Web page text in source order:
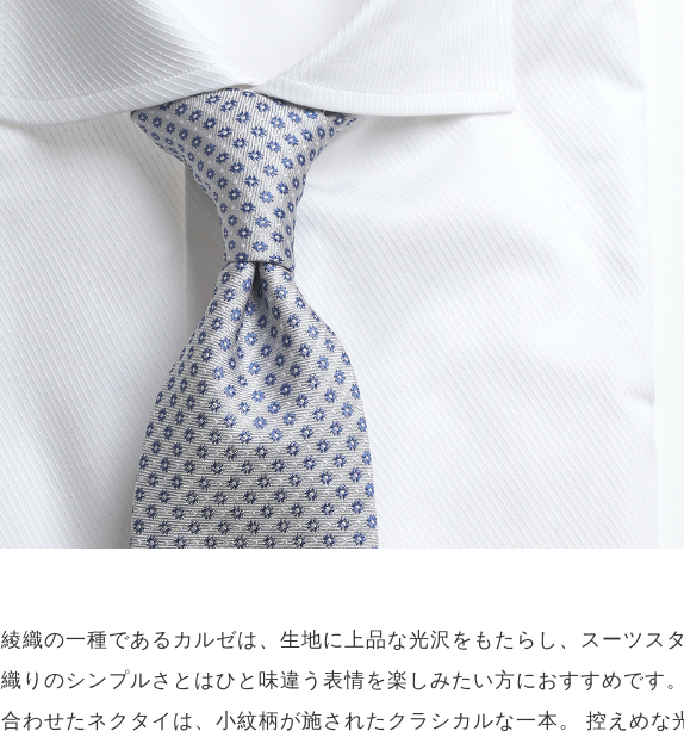
綾織の一種であるカルゼは、生地に上品な光沢をもたらし、スーツス
織りのシンプルさとはひと味違う表情を楽しみたい方におすすめです。
合わせたネクタイは、小紋柄が施されたクラシカルな一本。 控えめな